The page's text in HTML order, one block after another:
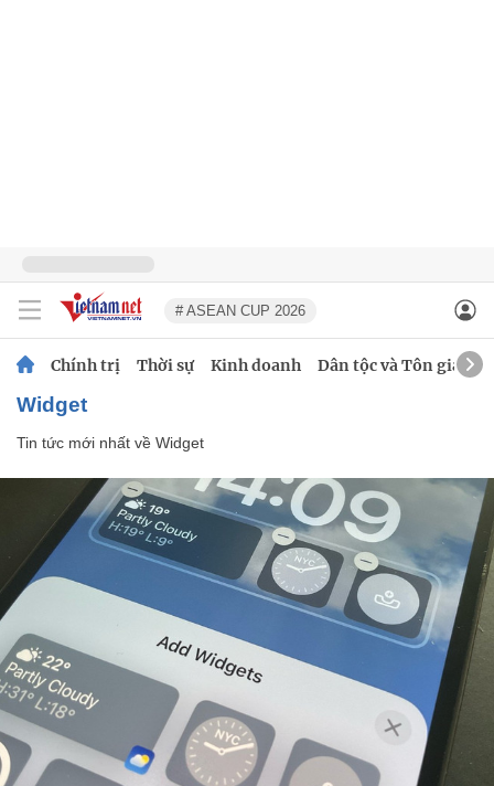
# ASEAN CUP 2026
Chính trị Thời sự Kinh doanh Dân tộc và Tôn giáo
Widget
Tin tức mới nhất về Widget